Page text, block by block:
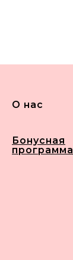
О нас
Бонусная
программа